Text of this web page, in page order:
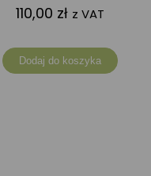
110,00 zł z VAT
Dodaj do koszyka